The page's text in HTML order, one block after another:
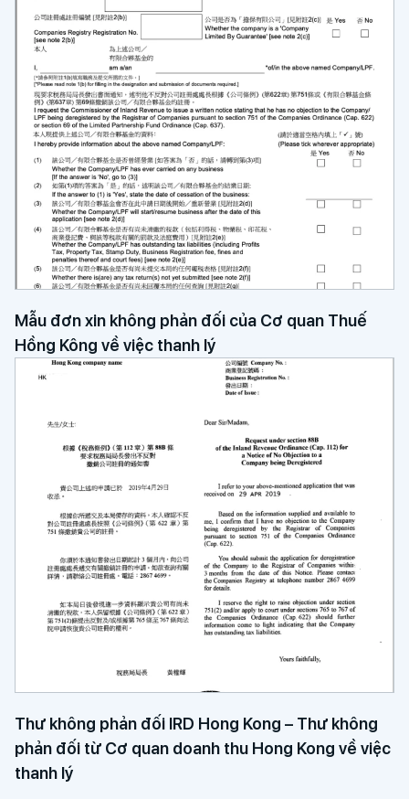
Mẫu đơn xin không phản đối của Cơ quan Thuế
Hồng Kông về việc thanh lý
Thư không phản đối IRD Hong Kong – Thư không
phản đối từ Cơ quan doanh thu Hong Kong về việc
thanh lý